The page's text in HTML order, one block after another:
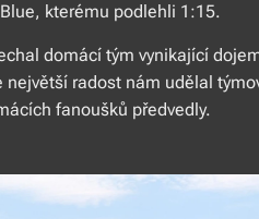
kterému podlehli 1:15.
domácí tým vynikající
největší radost nám udělal
fanoušků předvedly.